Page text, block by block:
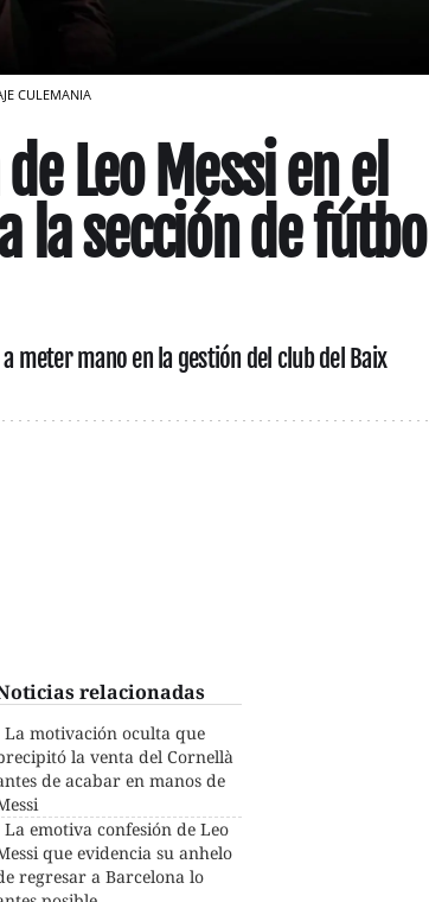
CULEMANIA
Leo Messi en el
la sección de fútbol
meter mano en la gestión del club del Baix
relacionadas
La motivación oculta que
la venta del Cornellà
de acabar en manos de
La emotiva confesión de Leo
que evidencia su anhelo
regresar a Barcelona lo